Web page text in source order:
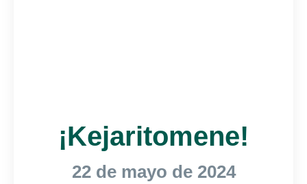
¡Kejaritomene!
22 de mayo de 2024